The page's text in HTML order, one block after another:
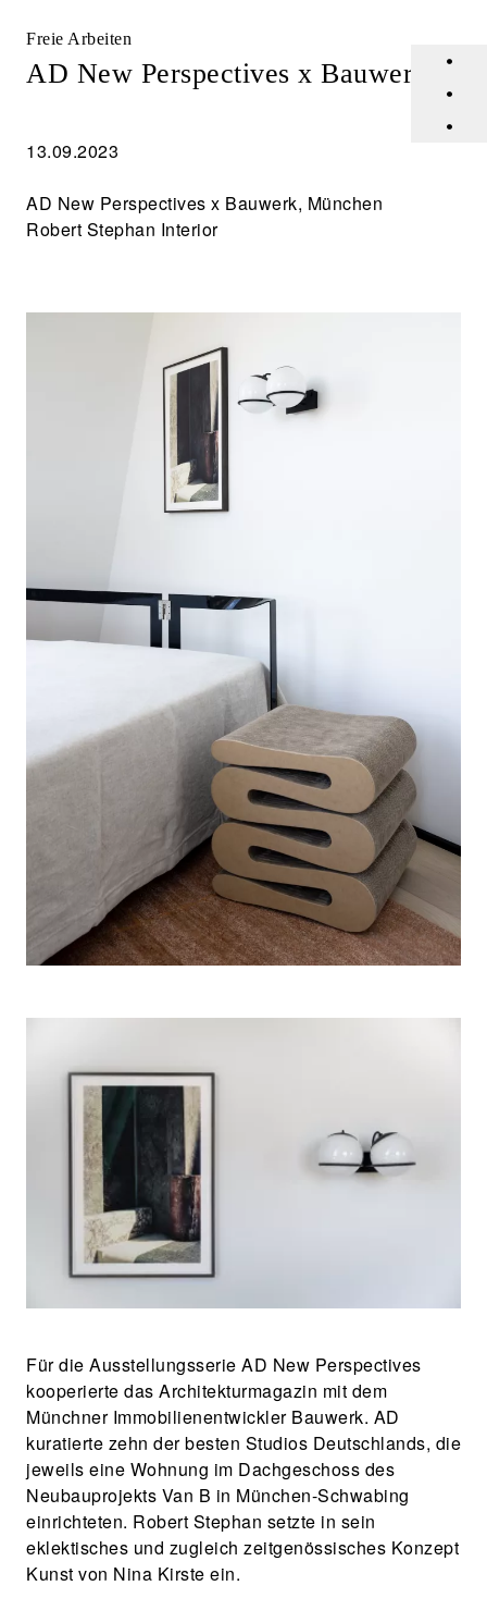
•
•
•
Freie Arbeiten
Veröffentlichungen
Über Nina Kirste
Freie Arbeiten
AD New Perspectives x Bauwerk
13.09.2023
AD New Perspectives x Bauwerk, München
Robert Stephan Interior
Für die Ausstellungsserie AD New Perspectives
kooperierte das Architekturmagazin mit dem
Münchner Immobilienentwickler Bauwerk. AD
kuratierte zehn der besten Studios Deutschlands, die
jeweils eine Wohnung im Dachgeschoss des
Neubauprojekts Van B in München-Schwabing
einrichteten. Robert Stephan setzte in sein
eklektisches und zugleich zeitgenössisches Konzept
Kunst von Nina Kirste ein.